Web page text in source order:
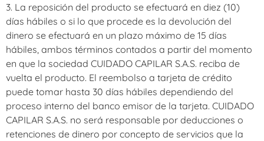
3. La reposición del producto se efectuará en diez (10)
días hábiles o si lo que procede es la devolución del
dinero se efectuará en un plazo máximo de 15 días
hábiles, ambos términos contados a partir del momento
en que la sociedad CUIDADO CAPILAR S.A.S. reciba de
vuelta el producto. El reembolso a tarjeta de crédito
puede tomar hasta 30 días hábiles dependiendo del
proceso interno del banco emisor de la tarjeta. CUIDADO
CAPILAR S.A.S. no será responsable por deducciones o
retenciones de dinero por concepto de servicios que la